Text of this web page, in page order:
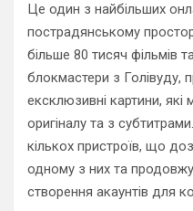
Це один з найбільших
пострадянському
більше 80 тисяч фільмів
блокмастери з Голівуду,
ексклюзивні картини,
оригіналу та з
кількох пристроїв, що
одному з них та
створення акаунтів для